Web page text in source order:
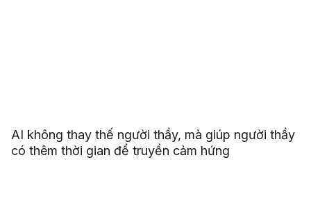
AI không thay thế người thầy, mà giúp người thầy
có thêm thời gian để truyền cảm hứng